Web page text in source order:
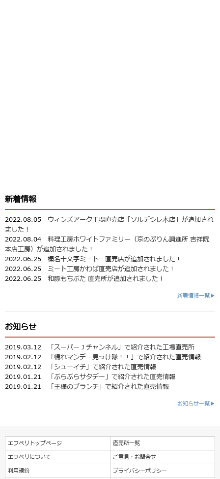
新着情報
2022.08.05 ウィンズアーク工場直売店「ソルデシレ本店」が追加され
ました！
2022.08.04 料理工房ホワイトファミリー（京のぷりん調進所 吉祥院
本店工房）が追加されました！
2022.06.25 榛名十文字ミート 直売店が追加されました！
2022.06.25 ミート工房かわば直売店が追加されました！
2022.06.25 和豚もちぶた 直売所が追加されました！
新着情報一覧▶
お知らせ
2019.03.12
「スーパーＪチャンネル」で紹介された工場直売所
2019.02.12
「帰れマンデー見っけ隊！！」で紹介された直売情報
2019.02.12
「シューイチ」で紹介された直売情報
2019.01.21
「ぶらぶらサタデー」で紹介された直売情報
2019.01.21
「王様のブランチ」で紹介された直売情報
お知らせ一覧▶
エフペリトップページ
直売所一覧
エフペリについて
ご意見・お問合せ
利用規約
プライバシーポリシー